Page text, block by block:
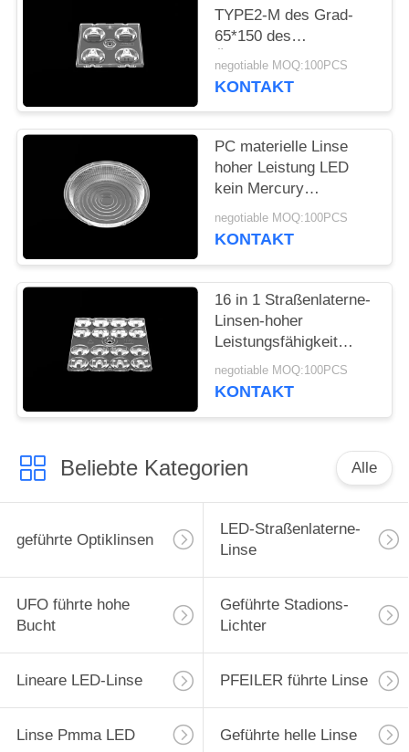
BESTIMMUNGEN
TYPE2-M des Grad-
65*150 des
Öffnungswinkel-LED
für Reihen des Cree-X
negotiable MOQ:100PCS
KONTAKT
PC materielle Linse
hoher Leistung LED
kein Mercury
hinzugefügt für
Straßen-Lampe mit
negotiable MOQ:100PCS
KONTAKT
16 in 1 Straßenlaterne-
Linsen-hoher
Leistungsfähigkeit
Bridgelux LED mit
PWB-Modul
negotiable MOQ:100PCS
KONTAKT
Beliebte Kategorien Alle
geführte Optiklinsen
LED-Straßenlaterne-
Linse
UFO führte hohe
Bucht
Geführte Stadions-
Lichter
Lineare LED-Linse PFEILER führte Linse
Linse Pmma LED Geführte helle Linse